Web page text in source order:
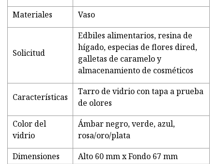
Materiales
Vaso
Solicitud
Edbiles alimentarios, resina de
hígado, especias de flores dired,
galletas de caramelo y
almacenamiento de cosméticos
Características
Tarro de vidrio con tapa a prueba
de olores
Color del
vidrio
Ámbar negro, verde, azul,
rosa/oro/plata
Dimensiones
Alto 60 mm x Fondo 67 mm